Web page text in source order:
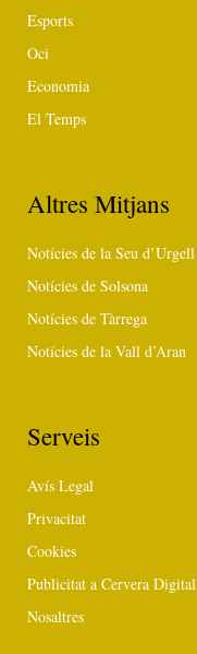
Esports
Oci
Economia
El Temps
Altres Mitjans
Notícies de la Seu d’Urgell
Notícies de Solsona
Notícies de Tàrrega
Notícies de la Vall d’Aran
Serveis
Avís Legal
Privacitat
Cookies
Publicitat a Cervera Digital
Nosaltres